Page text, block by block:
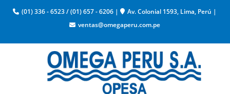
(01) 336 - 6523/(01) 657 - 6206 | Av. Colonial 1593, Lima, Perú |
ventas@omegaperu.com.pe